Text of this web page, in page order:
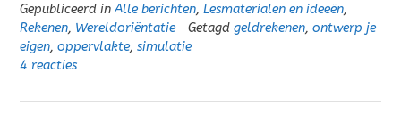
Gepubliceerd inAlle berichten, Lesmaterialen en ideeën,
Rekenen, Wereldoriëntatie Getagd geldrekenen, ontwerp je
eigen, oppervlakte, simulatie
4 reacties